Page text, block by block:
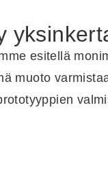
esitellä
muoto